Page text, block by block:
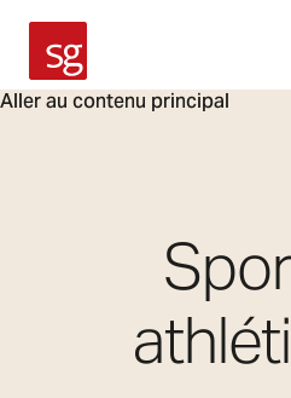
Aller au contenu principal
SG Armaturen